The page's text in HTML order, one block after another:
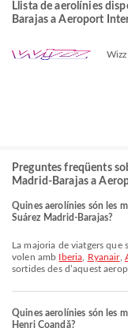
Llista de aerolínies
Barajas a Aeroport
Preguntes freqüents
Madrid-Barajas a
Quines aerolínies són les
Suárez Madrid-Barajas?
La majoria de viatgers que surten de Aeroport Adolfo Suárez Madrid-Barajas
volen amb Iberia Ryanair,
sortides des d’aquest
Quines aerolínies són les
Henri Coandă?